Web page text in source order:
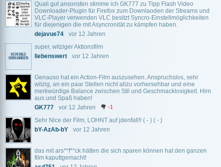
Quali gut ansonsten stimme ich GK777 zu Tipp Flash Video
Downloader-Plugin für Firefox zum Downlaoden der Streams und
VLC-Player verwenden VLC besitzt Syncro-Einstellmöglichkeiten
für diejenigen die mit Asyncronität zu kämpfen haben.
dejavue74
vor 12 Jahren
super, witziger Aktionsfilm
liebenswert
vor 12 Jahren
Genauso hat ein Action-Film auszusehen. Anspruchslos, sehr
witzig, an ein paar Stellen nicht allzu vorhersehbar und eine
merkwürdige Balance zwischen Stil und Geschmacklosigkeit. Hirn
aus und Spaß haben!
GK777
vor 12 Jahren -1
Sehr Nice der Film, LOHNT auf jdenfall!! ( - ) ( - )
bY-AzAb-bY
vor 12 Jahren
das mit ars**f**ck hätten die sich sparen können hat den ganzen
film kaputtgemacht!